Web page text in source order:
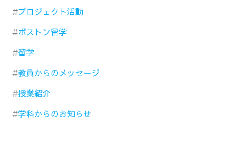
プロジェクト活動
ボストン留学
留学
教員からのメッセージ
授業紹介
学科からのお知らせ